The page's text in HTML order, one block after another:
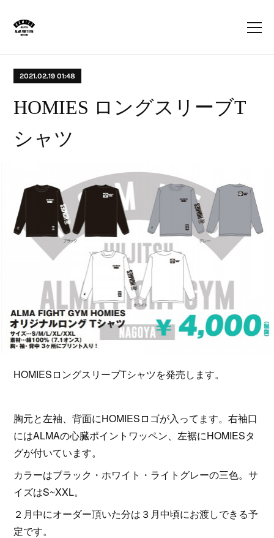
2021.02.19 01:48
HOMIES ロングスリーブT
シャツ
HOMIESロングスリーブTシャツを発売します。
胸元と左袖、背面にHOMIESロゴが入ってます。右袖口
にはALMAの心臓ポイントワッペン、左裾にHOMIESタ
グが付いています。
カラーはブラック・ホワイト・ライトグレーの三色。サ
イズはS~XXL。
２月中にオーダー頂いた分は３月中頃にお渡しできる予
定です。